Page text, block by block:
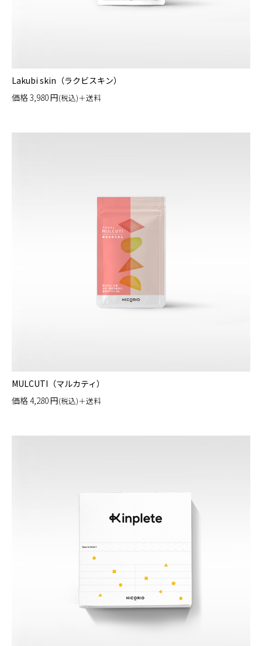
Lakubi skin（ラクビスキン）
価格3,980円(税込)＋送料
MULCUTI（マルカティ）
価格4,280円(税込)＋送料